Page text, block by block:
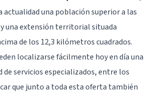
actualidad una población superior a las
y una extensión territorial situada
de los 12,3 kilómetros cuadrados.
localizarse fácilmente hoy en día una
de servicios especializados, entre los
que junto a toda esta oferta también